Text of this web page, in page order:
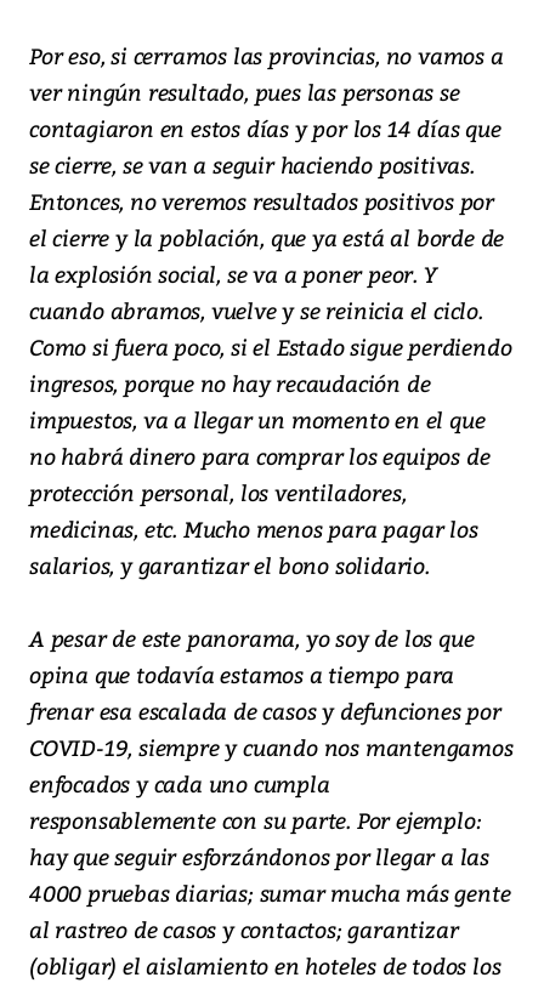
Por eso, si cerramos las provincias, no vamos a
ver ningún resultado, pues las personas se
contagiaron en estos días y por los 14 días que
se cierre, se van a seguir haciendo positivas.
Entonces, no veremos resultados positivos por
el cierre y la población, que ya está al borde de
la explosión social, se va a poner peor. Y
cuando abramos, vuelve y se reinicia el ciclo.
Como si fuera poco, si el Estado sigue perdiendo
ingresos, porque no hay recaudación de
impuestos, va a llegar un momento en el que
no habrá dinero para comprar los equipos de
protección personal, los ventiladores,
medicinas, etc. Mucho menos para pagar los
salarios, y garantizar el bono solidario.
A pesar de este panorama, yo soy de los que
opina que todavía estamos a tiempo para
frenar esa escalada de casos y defunciones por
COVID-19, siempre y cuando nos mantengamos
enfocados y cada uno cumpla
responsablemente con su parte. Por ejemplo:
hay que seguir esforzándonos por llegar a las
4000 pruebas diarias; sumar mucha más gente
al rastreo de casos y contactos; garantizar
(obligar) el aislamiento en hoteles de todos los